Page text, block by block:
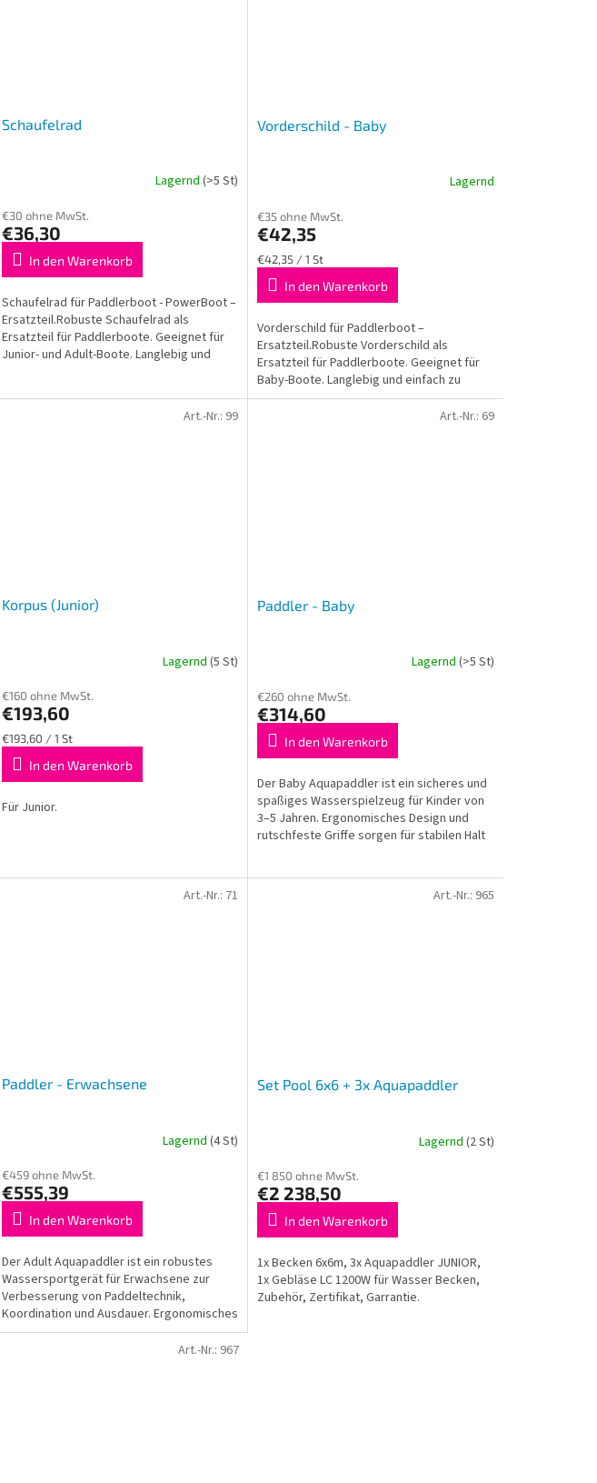
Schaufelrad
Lagernd (>5 St)
€30 ohne MwSt.
€36,30
In den Warenkorb
Schaufelrad für Paddlerboot - PowerBoot –
Ersatzteil.Robuste Schaufelrad als
Ersatzteil für Paddlerboote. Geeignet für
Junior- und Adult-Boote. Langlebig und
Vorderschild - Baby
Lagernd
€35 ohne MwSt.
€42,35
Verkaufspreis:
€42,35 / 1 St
In den Warenkorb
Vorderschild für Paddlerboot –
Ersatzteil.Robuste Vorderschild als
Ersatzteil für Paddlerboote. Geeignet für
Baby-Boote. Langlebig und einfach zu
montieren.
Korpus (Junior)
Lagernd (5 St)
€160 ohne MwSt.
€193,60
Verkaufspreis:
€193,60 / 1 St
In den Warenkorb
Für Junior.
Art.-Nr.: 99
Paddler - Baby
Lagernd (>5 St)
€260 ohne MwSt.
€314,60
In den Warenkorb
Der Baby Aquapaddler ist ein sicheres und
spaßiges Wasserspielzeug für Kinder von
3–5 Jahren. Ergonomisches Design und
rutschfeste Griffe sorgen für stabilen Halt
Art.-Nr.: 69
Paddler - Erwachsene
Lagernd (4 St)
€459 ohne MwSt.
€555,39
In den Warenkorb
Der Adult Aquapaddler ist ein robustes
Wassersportgerät für Erwachsene zur
Verbesserung von Paddeltechnik,
Koordination und Ausdauer. Ergonomisches
Design sorgt für sicheren...
Art.-Nr.: 71
Set Pool 6x6 + 3x Aquapaddler
Lagernd (2 St)
€1 850 ohne MwSt.
€2 238,50
In den Warenkorb
1x Becken 6x6m, 3x Aquapaddler JUNIOR,
1x Gebläse LC 1200W für Wasser Becken,
Zubehör, Zertifikat, Garrantie.
Art.-Nr.: 965
Art.-Nr.: 967